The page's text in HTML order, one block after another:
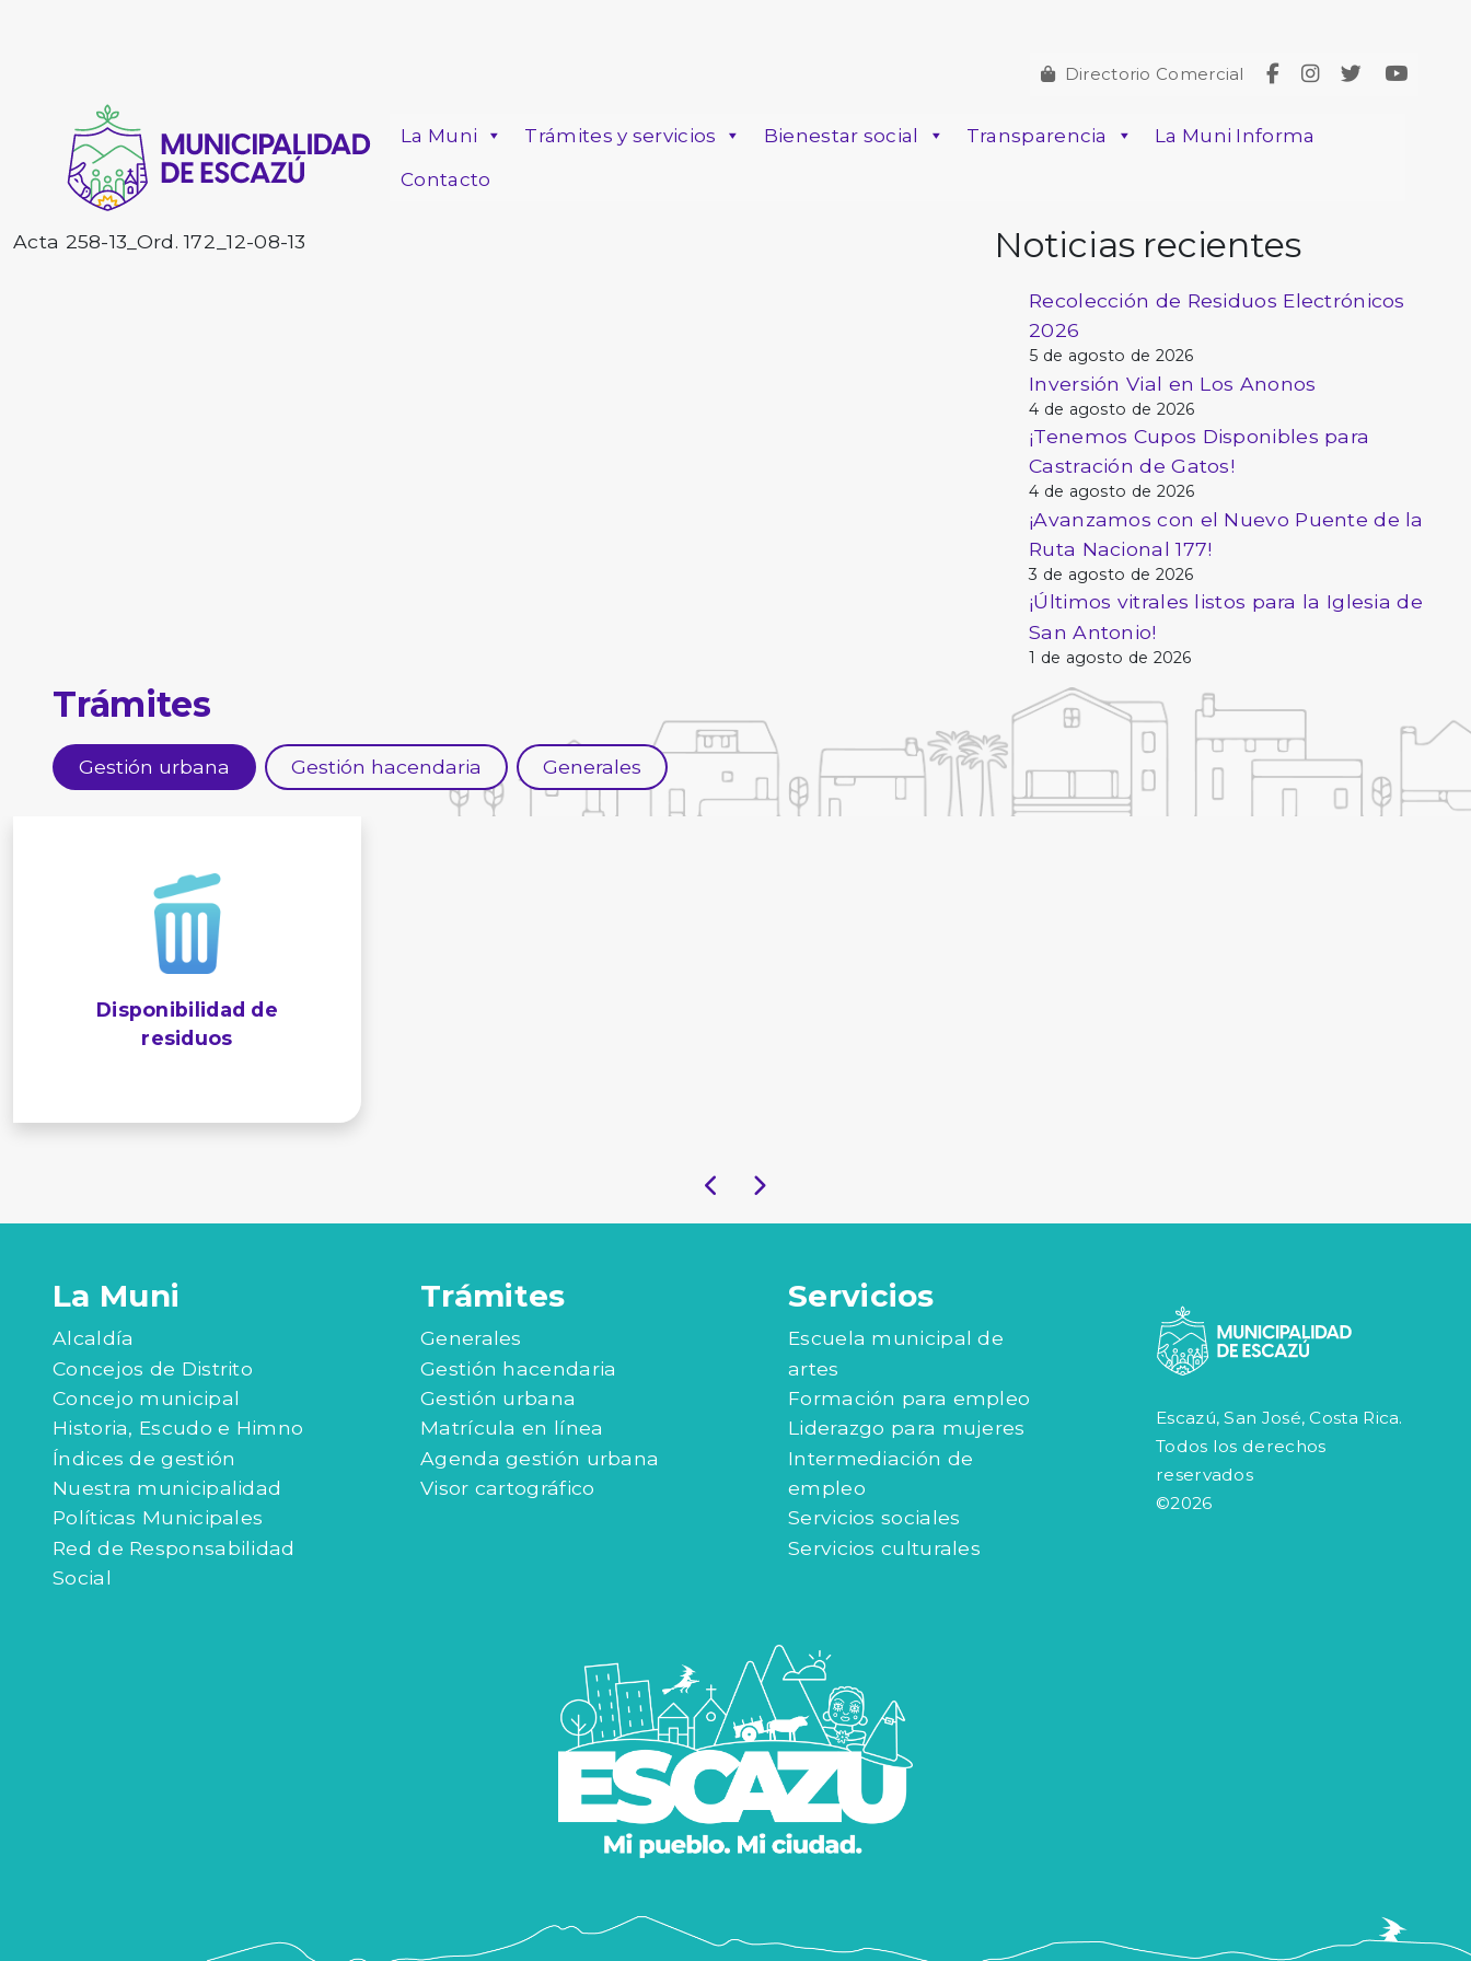
Directorio Comercial
La Muni Trámites y servicios Bienestar social Transparencia
La Muni Informa
Contacto
Acta 258-13_Ord. 172_12-08-13 Noticias recientes
Recolección de Residuos Electrónicos
2026
5 de agosto de 2026
Inversión Vial en Los Anonos
4 de agosto de 2026
¡Tenemos Cupos Disponibles para
Castración de Gatos!
4 de agosto de 2026
¡Avanzamos con el Nuevo Puente de la
Ruta Nacional 177!
3 de agosto de 2026
¡Últimos vitrales listos para la Iglesia de
San Antonio!
1 de agosto de 2026
Trámites
Gestión urbana Gestión hacendaria Generales
Disponibilidad de
residuos
La Muni
Alcaldía
Concejos de Distrito
Concejo municipal
Historia, Escudo e Himno
Índices de gestión
Nuestra municipalidad
Políticas Municipales
Red de Responsabilidad
Social
Trámites
Generales
Gestión hacendaria
Gestión urbana
Matrícula en línea
Agenda gestión urbana
Visor cartográfico
Servicios
Escuela municipal de
artes
Formación para empleo
Liderazgo para mujeres
Intermediación de
empleo
Servicios sociales
Servicios culturales
Escazú, San José, Costa Rica.
Todos los derechos
reservados
©2026